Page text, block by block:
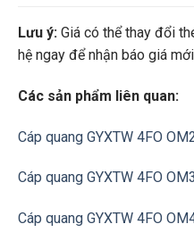
Lưu ý:Giá có thể thay đổi
hệ ngay để nhận báo giá
Các sản phẩm liên quan:
Cáp quang GYXTW 4FO
Cáp quang GYXTW 4FO OM3
Cáp quang GYXTW 4FO